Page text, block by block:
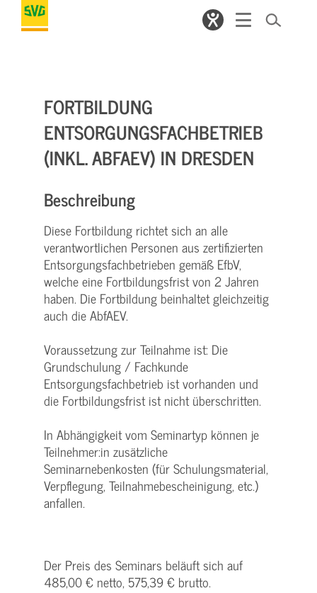
FORTBILDUNG
ENTSORGUNGSFACHBETRIEB
(INKL. ABFAEV) IN DRESDEN
Beschreibung
Diese Fortbildung richtet sich an alle
verantwortlichen Personen aus zertifizierten
Entsorgungsfachbetrieben gemäß EfbV,
welche eine Fortbildungsfrist von 2 Jahren
haben. Die Fortbildung beinhaltet gleichzeitig
auch die AbfAEV.
Voraussetzung zur Teilnahme ist: Die
Grundschulung / Fachkunde
Entsorgungsfachbetrieb ist vorhanden und
die Fortbildungsfrist ist nicht überschritten.
In Abhängigkeit vom Seminartyp können je
Teilnehmer:in zusätzliche
Seminarnebenkosten (für Schulungsmaterial,
Verpflegung, Teilnahmebescheinigung, etc.)
anfallen.
Der Preis des Seminars beläuft sich auf
485,00 € netto, 575,39 € brutto.